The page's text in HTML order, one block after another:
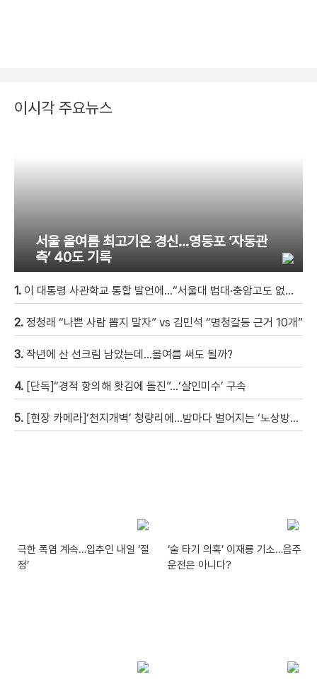
이시각 주요뉴스
서울 올여름 최고기온 경신…영등포 ‘자동관
측’ 40도 기록
1. 이 대통령 사관학교 통합 발언에…“서울대 법대·충암고도 없애나”
2. 정청래 “나쁜 사람 뽑지 말자” vs 김민석 “명청갈등 근거 10개”
3. 작년에 산 선크림 남았는데…올여름 써도 될까?
4. [단독]“경적 항의해 홧김에 돌진”…‘살인미수’ 구속
5. [현장 카메라]‘천지개벽’ 청량리에…밤마다 벌어지는 ‘노상방뇨 전쟁’
극한 폭염 계속…입추인 내일 ‘절
정’
‘술 타기 의혹’ 이재룡 기소…음주
운전은 아니다?